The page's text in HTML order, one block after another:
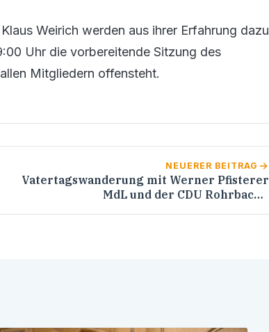
Weirich werden aus ihrer Erfahrung dazu
Uhr die vorbereitende Sitzung des
Mitgliedern offensteht.
NEUERER BEITRAG
Vatertagswanderung mit Werner Pfisterer
MdL und der CDU Rohrbach /